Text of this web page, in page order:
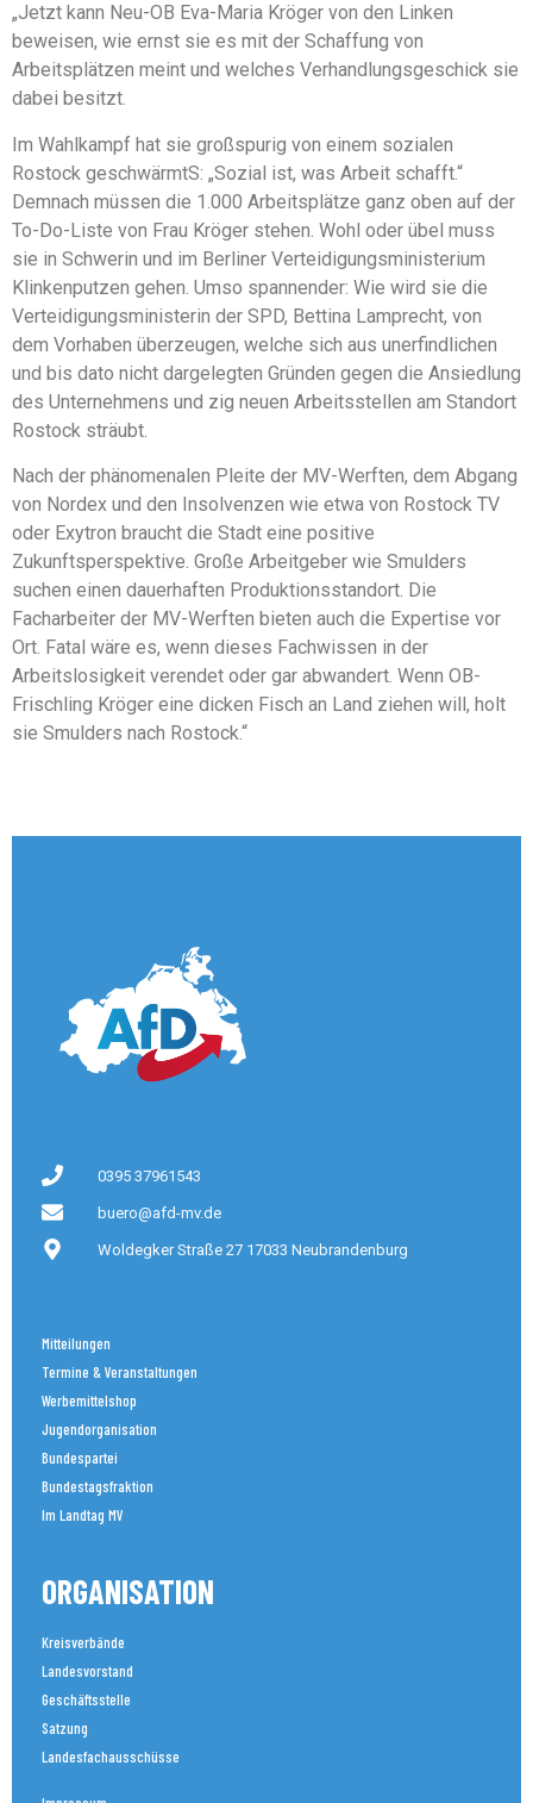
„Jetzt kann Neu-OB Eva-Maria Kröger von den Linken
beweisen, wie ernst sie es mit der Schaffung von
Arbeitsplätzen meint und welches Verhandlungsgeschick sie
dabei besitzt.
Im Wahlkampf hat sie großspurig von einem sozialen
Rostock geschwärmtS: „Sozial ist, was Arbeit schafft.“
Demnach müssen die 1.000 Arbeitsplätze ganz oben auf der
To-Do-Liste von Frau Kröger stehen. Wohl oder übel muss
sie in Schwerin und im Berliner Verteidigungsministerium
Klinkenputzen gehen. Umso spannender: Wie wird sie die
Verteidigungsministerin der SPD, Bettina Lamprecht, von
dem Vorhaben überzeugen, welche sich aus unerfindlichen
und bis dato nicht dargelegten Gründen gegen die Ansiedlung
des Unternehmens und zig neuen Arbeitsstellen am Standort
Rostock sträubt.
Nach der phänomenalen Pleite der MV-Werften, dem Abgang
von Nordex und den Insolvenzen wie etwa von Rostock TV
oder Exytron braucht die Stadt eine positive
Zukunftsperspektive. Große Arbeitgeber wie Smulders
suchen einen dauerhaften Produktionsstandort. Die
Facharbeiter der MV-Werften bieten auch die Expertise vor
Ort. Fatal wäre es, wenn dieses Fachwissen in der
Arbeitslosigkeit verendet oder gar abwandert. Wenn OB-
Frischling Kröger eine dicken Fisch an Land ziehen will, holt
sie Smulders nach Rostock.“
0395 37961543
buero@afd-mv.de
Woldegker Straße 27 17033 Neubrandenburg
Mitteilungen
Termine & Veranstaltungen
Werbemittelshop
Jugendorganisation
Bundespartei
Bundestagsfraktion
Im Landtag MV
ORGANISATION
Kreisverbände
Landesvorstand
Geschäftsstelle
Satzung
Landesfachausschüsse